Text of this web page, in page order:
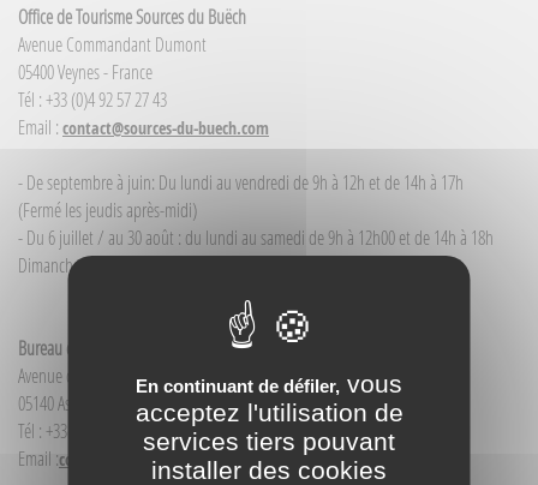
Office de Tourisme Sources du Buëch
Avenue Commandant Dumont
05400 Veynes - France
Tél : +33 (0)4 92 57 27 43
Email : contact@sources-du-buech.com
- De septembre à juin: Du lundi au vendredi de 9h à 12h et de 14h à 17h
(Fermé les jeudis après-midi)
- Du 6 juillet / au 30 août : du lundi au samedi de 9h à 12h00 et de 14h à 18h
Dimanche et jour férié : 9h à 12h00
Bureau d'Informations touristiques Aspres-sur-Buëch
Avenue de la Gare
05140 Aspres-sur-Buëch - France
Tél : +33(0)4 92 58 68 88
Email :contact@sources-du-buech.com
En continuant de défiler, vous
acceptez l'utilisation de
services tiers pouvant
installer des cookies